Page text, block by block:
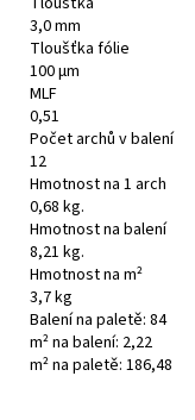
3,0 mm
Tloušťka fólie
100 μm
MLF
0,51
Počet archů v balení
12
Hmotnost na 1 arch
0,68 kg.
Hmotnost na balení
8,21 kg.
Hmotnost na m²
3,7 kg
Balení na paletě: 84
m² na balení: 2,22
m² na paletě: 186,48